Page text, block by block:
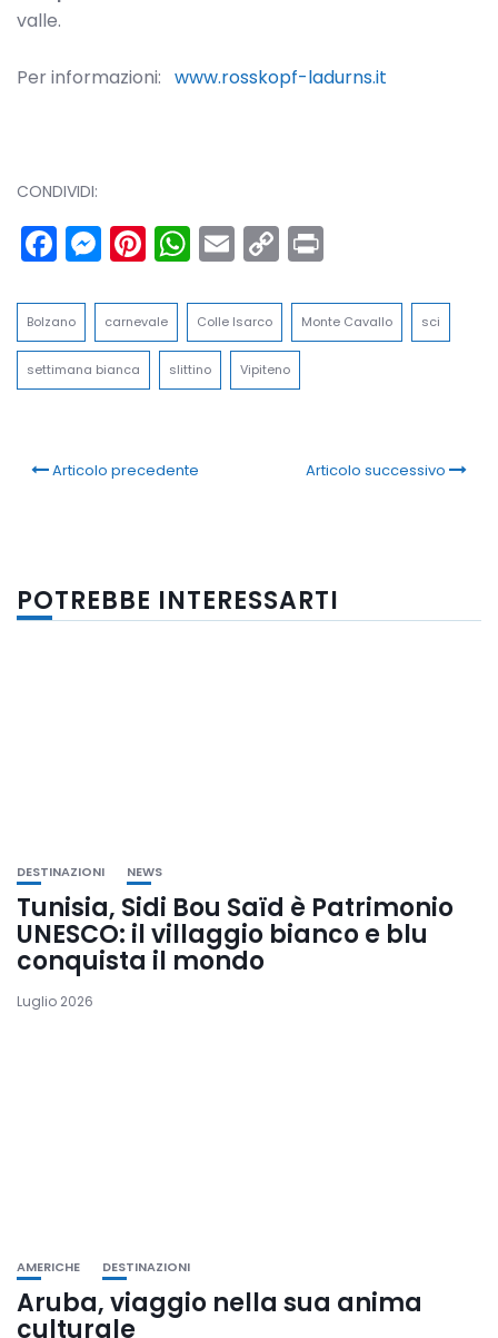
valle.
Per informazioni: www.rosskopf-ladurns.it
CONDIVIDI:
Facebook
Messenger
Pinterest
WhatsApp
Email
Copy
Link
Bolzano carnevale Colle Isarco Monte Cavallo sci
settimana bianca slittino Vipiteno
Articolo precedente Articolo successivo
POTREBBE INTERESSARTI
DESTINAZIONI NEWS
Tunisia, Sidi Bou Saïd è Patrimonio
UNESCO: il villaggio bianco e blu
conquista il mondo
Luglio 2026
AMERICHE DESTINAZIONI
Aruba, viaggio nella sua anima
culturale